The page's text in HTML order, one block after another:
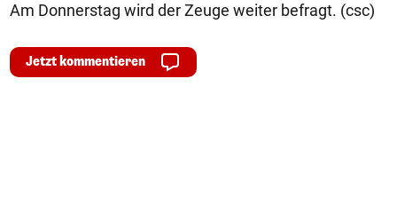
Am Donnerstag wird der Zeuge weiter befragt. (csc)
Jetzt kommentieren